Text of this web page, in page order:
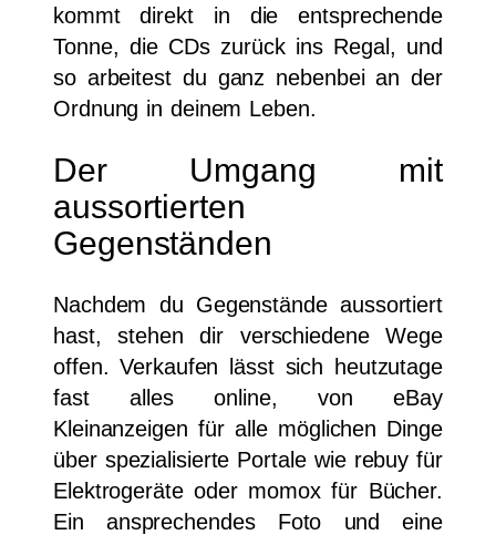
kommt direkt in die entsprechende
Tonne, die CDs zurück ins Regal, und
so arbeitest du ganz nebenbei an der
Ordnung in deinem Leben.
Der Umgang mit
aussortierten
Gegenständen
Nachdem du Gegenstände aussortiert
hast, stehen dir verschiedene Wege
offen. Verkaufen lässt sich heutzutage
fast alles online, von eBay
Kleinanzeigen für alle möglichen Dinge
über spezialisierte Portale wie rebuy für
Elektrogeräte oder momox für Bücher.
Ein ansprechendes Foto und eine